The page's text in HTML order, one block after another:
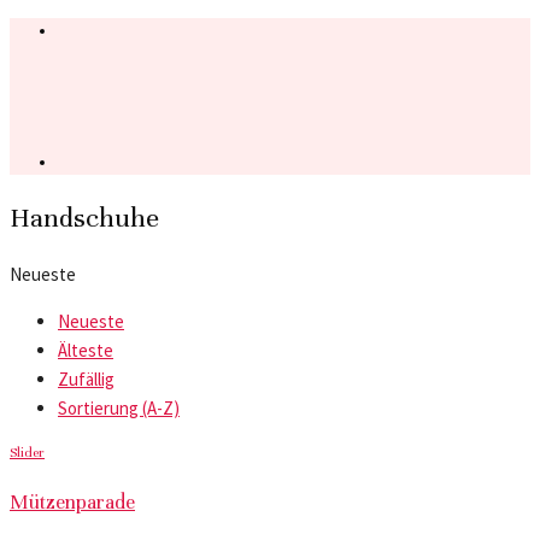
Handschuhe
Neueste
Neueste
Älteste
Zufällig
Sortierung (A-Z)
Slider
Mützenparade